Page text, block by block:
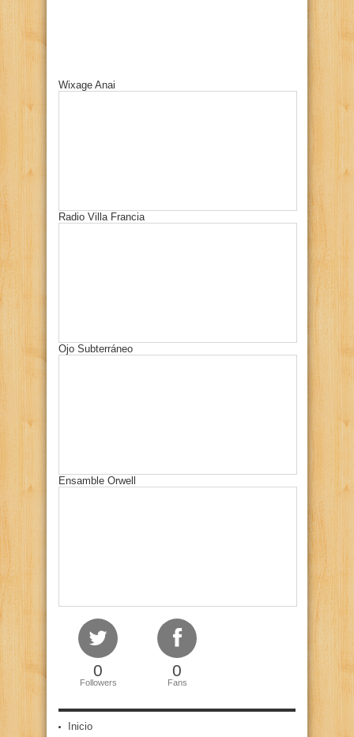
Wixage Anai
Radio Villa Francia
Ojo Subterráneo
Ensamble Orwell
0
Followers
0
Fans
Inicio